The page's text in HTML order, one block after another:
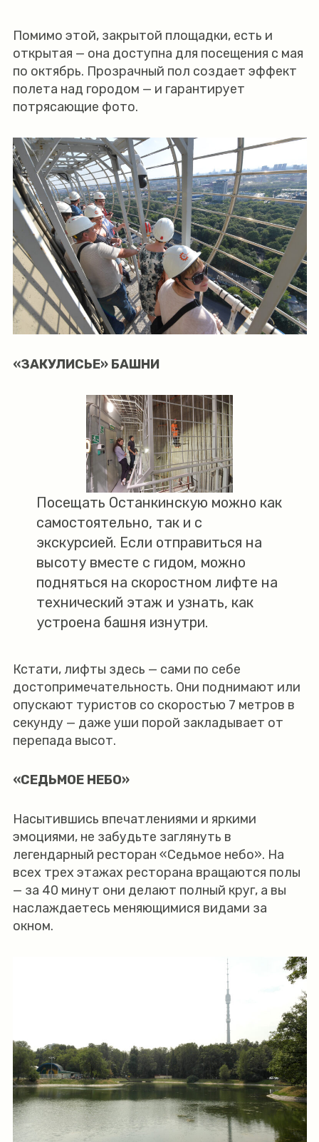
Помимо этой, закрытой площадки, есть и
открытая — она доступна для посещения с мая
по октябрь. Прозрачный пол создает эффект
полета над городом — и гарантирует
потрясающие фото.
«ЗАКУЛИСЬЕ» БАШНИ
Посещать Останкинскую можно как
самостоятельно, так и с
экскурсией. Если отправиться на
высоту вместе с гидом, можно
подняться на скоростном лифте на
технический этаж и узнать, как
устроена башня изнутри.
Кстати, лифты здесь — сами по себе
достопримечательность. Они поднимают или
опускают туристов со скоростью 7 метров в
секунду — даже уши порой закладывает от
перепада высот.
«СЕДЬМОЕ НЕБО»
Насытившись впечатлениями и яркими
эмоциями, не забудьте заглянуть в
легендарный ресторан «Седьмое небо». На
всех трех этажах ресторана вращаются полы
— за 40 минут они делают полный круг, а вы
наслаждаетесь меняющимися видами за
окном.